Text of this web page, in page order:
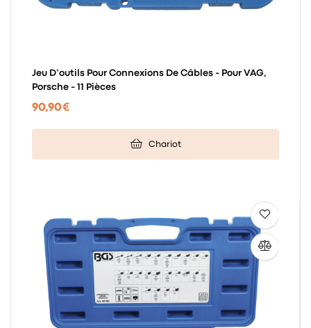
Jeu D’outils Pour Connexions De Câbles - Pour VAG,
Porsche - 11 Pièces
90,90 €
Chariot